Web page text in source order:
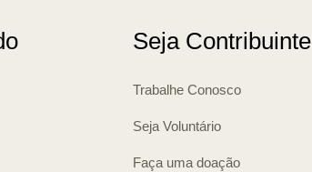
Seja Contribuinte
Trabalhe Conosco
Seja Voluntário
Faça uma doação